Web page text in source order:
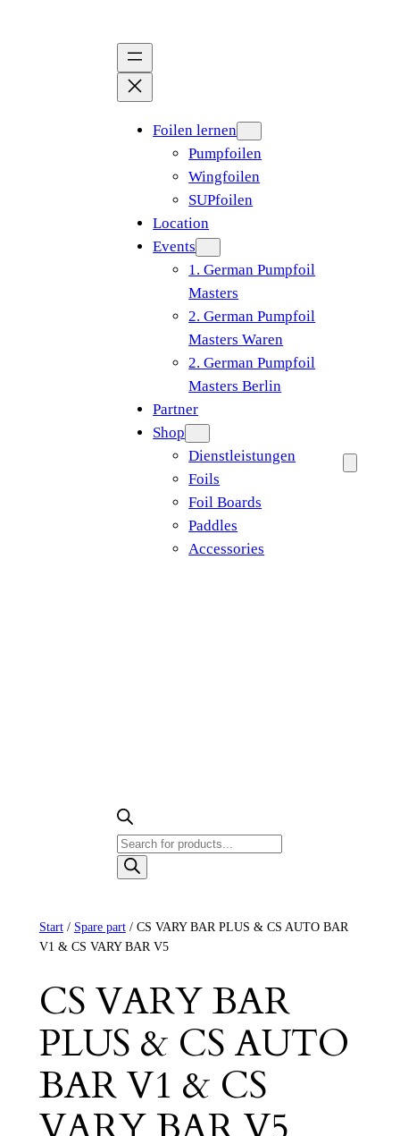
Foilen lernen
Pumpfoilen
Wingfoilen
SUPfoilen
Location
Events
1. German Pumpfoil
Masters
2. German Pumpfoil
Masters Waren
2. German Pumpfoil
Masters Berlin
Partner
Shop
Dienstleistungen
Foils
Foil Boards
Paddles
Accessories
Products
search
Start/ Spare part/ CS VARY BAR PLUS & CS AUTO BAR
V1 & CS VARY BAR V5
CS VARY BAR
PLUS & CS AUTO
BAR V1 & CS